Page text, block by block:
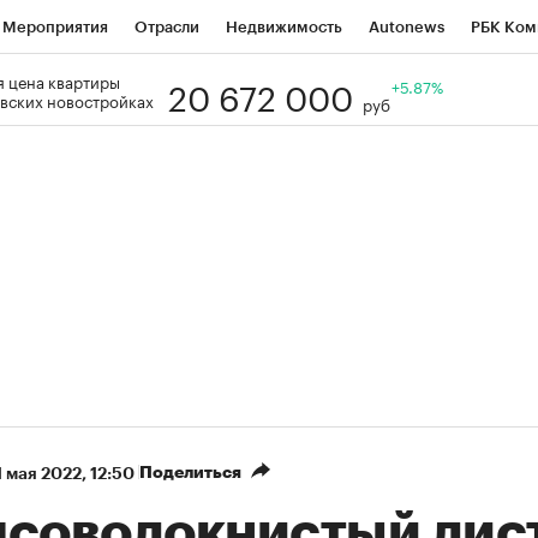
Мероприятия Отрасли Недвижимость Autonews РБК
Визионеры
цена квартиры
новостройках
20 672 000 руб
+5.87%
мая 2022, 12:50 Поделиться